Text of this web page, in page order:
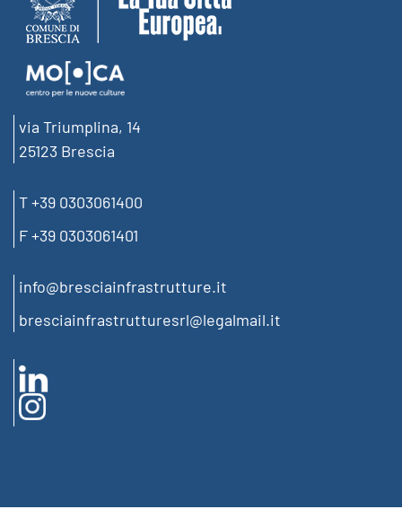
via Triumplina, 14
25123 Brescia
T +39 0303061400
F +39 0303061401
info@bresciainfrastrutture.it
bresciainfrastrutturesrl@legalmail.it